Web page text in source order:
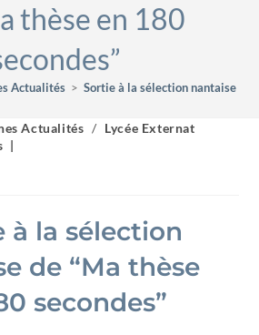
thèse en 180
Actualités > Sortie à la sélection nantaise de
Actualités / Lycée Externat
à la sélection
de “Ma thèse
secondes”